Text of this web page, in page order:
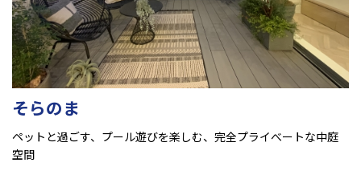
そらのま
ペットと過ごす、プール遊びを楽しむ、完全プライべートな中庭
空間